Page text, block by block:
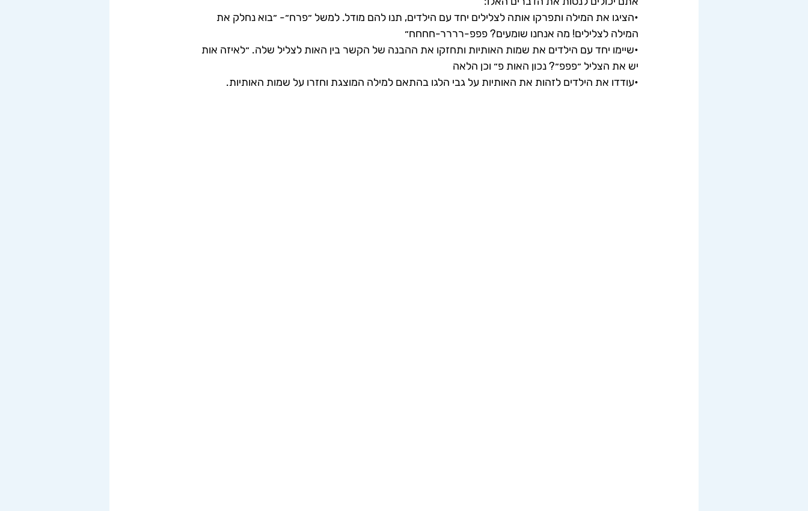
•הציגו את המילה ותפרקו אותה לצלילים יחד עם הילדים, תנו להם מודל. למשל ״פרח״- ״בוא נחלק את
המילה לצלילים! מה אנחנו שומעים? פפפ-רררר-חחחח״
•שיימו יחד עם הילדים את שמות האותיות ותחזקו את ההבנה של הקשר בין האות לצליל שלה. ״לאיזה אות
יש את הצליל ״פפפ״? נכון האות פ״ וכן הלאה
•עודדו את הילדים לזהות את האותיות על גבי הלגו בהתאם למילה המוצגת וחזרו על שמות האותיות.